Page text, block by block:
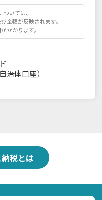
いては、
金額が反映されます。
かかります。
治体口座）
税とは